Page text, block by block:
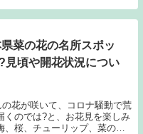
菜の花の名所スポッ
見頃や開花状況につい
花が咲いて、コロナ騒動で荒
くのでは?と、お花見を楽しみ
、桜、チューリップ、菜の